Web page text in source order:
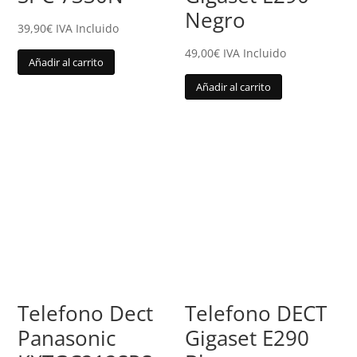
39,90€ IVA Incluido
Añadir al carrito
Negro
49,00€ IVA Incluido
Añadir al carrito
Telefono Dect
Panasonic
Telefono DECT
Gigaset E290